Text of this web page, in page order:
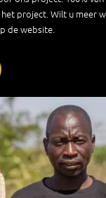
project. Wilt u meer
de website.